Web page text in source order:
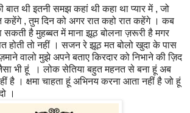
थी इतनी समझ कहां थी कहा था प्यार में , जो
कहेंगे , तुम दिन को अगर रात कहो रात कहेंगे । कब
सकती है मुहब्बत में माना झूठ बोलना ज़रूरी है मगर
होती तो नहीं । सजन रे झूठ मत बोलो खुदा के पास
वालो मुझे अपने बताए किरदार को निभाने की ज़िद
भी हूं । लोक सेतिया बहुत महनत से बना हूं अब
है । क्षमा चाहता हूं अभिनय करना आता नहीं है जो हूं
।